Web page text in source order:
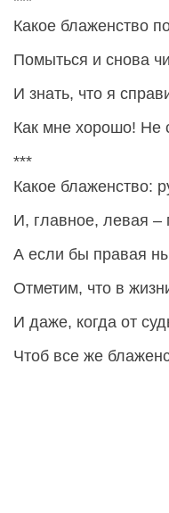
Какое блаженство
Помыться и снова
И знать, что я
Как мне хорошо! Не
***
Какое блаженство:
И, главное, левая –
А если бы правая
Отметим, что в
И даже, когда от
Чтоб все же